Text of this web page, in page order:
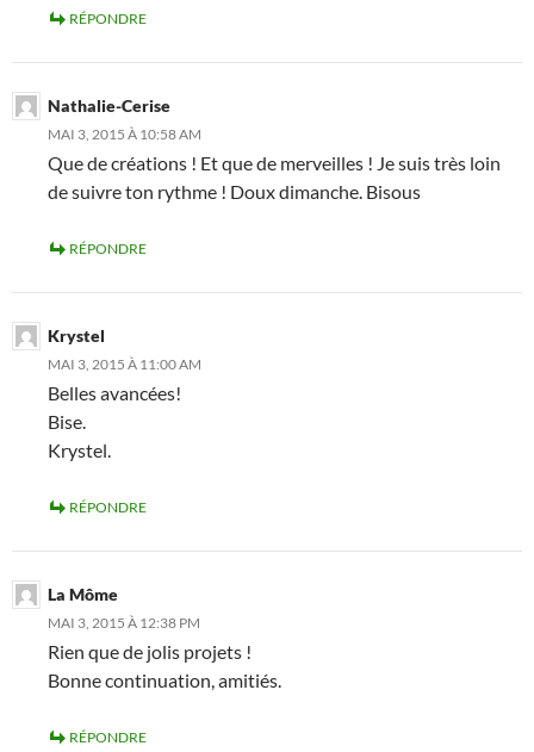
RÉPONDRE
Nathalie-Cerise
MAI 3, 2015 À 10:58 AM
Que de créations ! Et que de merveilles ! Je suis très loin
de suivre ton rythme ! Doux dimanche. Bisous
RÉPONDRE
Krystel
MAI 3, 2015 À 11:00 AM
Belles avancées!
Bise.
Krystel.
RÉPONDRE
La Môme
MAI 3, 2015 À 12:38 PM
Rien que de jolis projets !
Bonne continuation, amitiés.
RÉPONDRE